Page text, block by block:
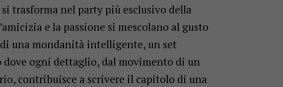
trasforma nel party più esclusivo della
e la passione si mescolano al gusto
una mondanità intelligente, un set
ogni dettaglio, dal movimento di un
contribuisce a scrivere il capitolo di una